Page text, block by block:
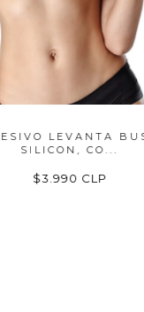
LEVANTA BUSTO
CO...
$3.990 CLP